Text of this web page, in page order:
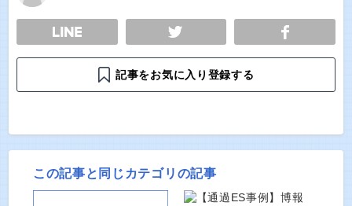
TWEET
記事をお気に入り登録する
この記事と同じカテゴリの記事